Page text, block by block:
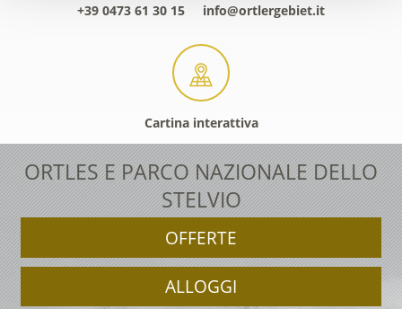
+39 0473 61 30 15 info@ortlergebiet.it
Cartina interattiva
ORTLES E PARCO NAZIONALE DELLO
STELVIO
OFFERTE
ALLOGGI